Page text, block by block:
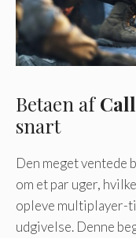
Betaen af
snart
Den meget ventede
om et par uger,
opleve multiplayer-
udgivelse. Denne